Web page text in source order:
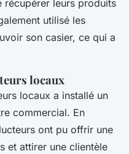
récupérer leurs produits
utilisé les
son casier, ce qui a
locaux
locaux a installé un
commercial. En
ont pu offrir une
et attirer une clientèle